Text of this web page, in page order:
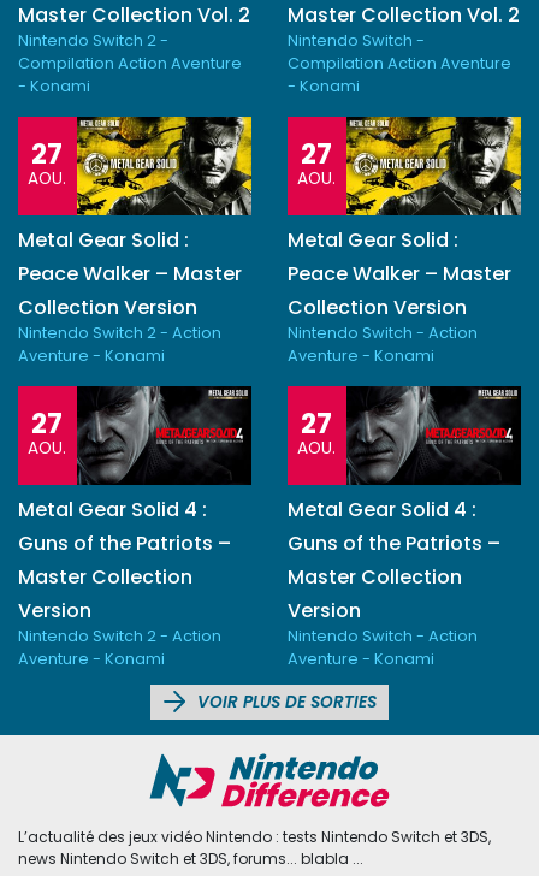
Master Collection Vol. 2
Nintendo Switch 2 -
Compilation Action Aventure
- Konami
Master Collection Vol. 2
Nintendo Switch -
Compilation Action Aventure
- Konami
27
AOU.
Metal Gear Solid :
Peace Walker – Master
Collection Version
Nintendo Switch 2 - Action
Aventure - Konami
27
AOU.
Metal Gear Solid :
Peace Walker – Master
Collection Version
Nintendo Switch - Action
Aventure - Konami
27
AOU.
Metal Gear Solid 4 :
Guns of the Patriots –
Master Collection
Version
Nintendo Switch 2 - Action
Aventure - Konami
27
AOU.
Metal Gear Solid 4 :
Guns of the Patriots –
Master Collection
Version
Nintendo Switch - Action
Aventure - Konami
VOIR PLUS DE SORTIES
L’actualité des jeux vidéo Nintendo : tests Nintendo Switch et 3DS,
news Nintendo Switch et 3DS, forums... blabla ...